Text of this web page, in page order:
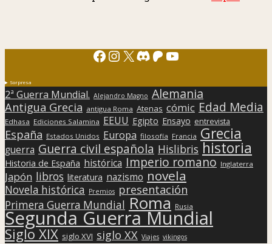
Facebook
Instagram
X Discord
Patreon
YouTube
Sorpresa
2ª Guerra Mundial. Alejandro Magno Alemania
Antigua Grecia antigua Roma Atenas cómic Edad Media
Edhasa Ediciones Salamina EEUU Egipto Ensayo entrevista
España Estados Unidos Europa filosofía Francia Grecia
guerra Guerra civil española Hislibris historia
Historia de España histórica Imperio romano Inglaterra
Japón libros literatura nazismo novela
Novela histórica Premios presentación
Primera Guerra Mundial Roma Rusia
Segunda Guerra Mundial
Siglo XIX siglo XVI siglo XX Viajes vikingos